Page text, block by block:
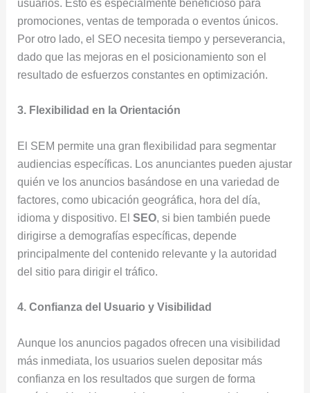
usuarios. Esto es especialmente beneficioso para
promociones, ventas de temporada o eventos únicos.
Por otro lado, el SEO necesita tiempo y perseverancia,
dado que las mejoras en el posicionamiento son el
resultado de esfuerzos constantes en optimización.
3. Flexibilidad en la Orientación
El SEM permite una gran flexibilidad para segmentar
audiencias específicas. Los anunciantes pueden ajustar
quién ve los anuncios basándose en una variedad de
factores, como ubicación geográfica, hora del día,
idioma y dispositivo. El SEO, si bien también puede
dirigirse a demografías específicas, depende
principalmente del contenido relevante y la autoridad
del sitio para dirigir el tráfico.
4. Confianza del Usuario y Visibilidad
Aunque los anuncios pagados ofrecen una visibilidad
más inmediata, los usuarios suelen depositar más
confianza en los resultados que surgen de forma